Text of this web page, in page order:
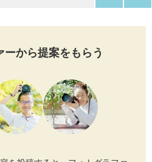
ーから提案をもらう